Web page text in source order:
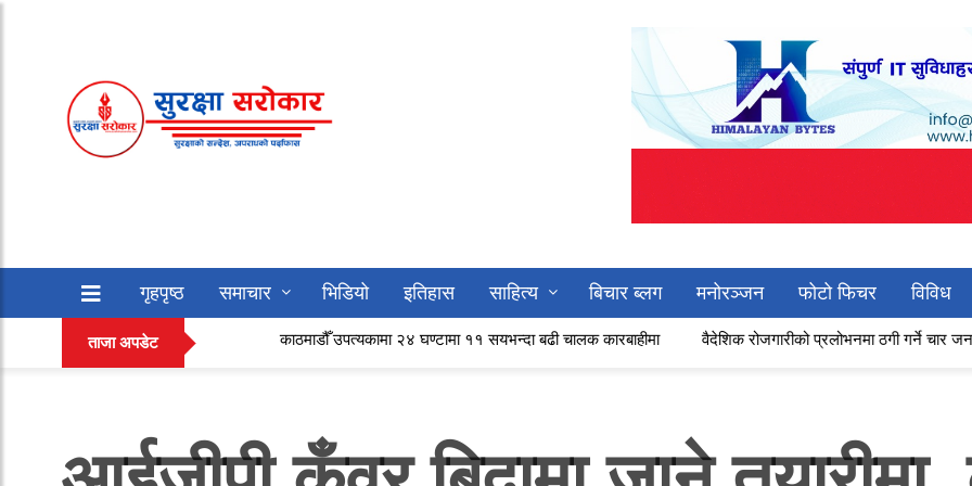
गृहपृष्ठ समाचार भिडियो इतिहास साहित्य बिचार ब्लग मनोरञ्जन फोटो फिचर विविध
सफलताको कथा अन्य
ताजा अपडेट काठमाडौँ उपत्यकामा २४ घण्टामा ११ सयभन्दा बढी चालक कारबाहीमा वैदेशिक रोजगारीको प्रलोभनमा ठगी गर्ने चार जना काठमाडौँबाट